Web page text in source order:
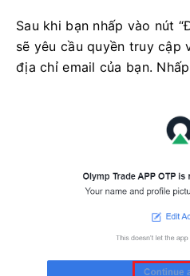
Sau khi bạn nhấp vào nút
sẽ yêu cầu quyền truy cập
địa chỉ email của bạn.